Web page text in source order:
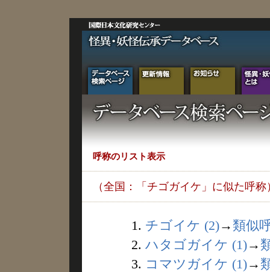
呼称のリスト表示
（全国：「チゴガイケ」に似た呼称
1. チゴイケ (2)→ 類似
2. ハタゴガイケ (1)→
3. コマツガイケ (1)→